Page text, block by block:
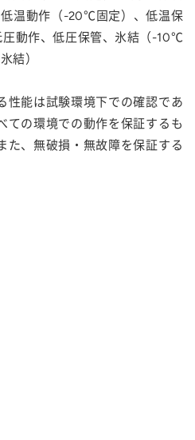
温動作（-20℃固定）、低温保
動作、低圧保管、氷結（-10℃
結）
性能は試験環境下での確認であ
ての環境での動作を保証するも
た、無破損・無故障を保証する